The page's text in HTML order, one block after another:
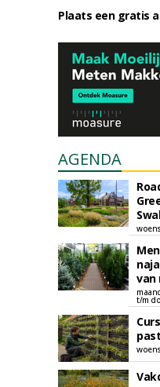
Plaats een gratis
AGENDA
van
t/m